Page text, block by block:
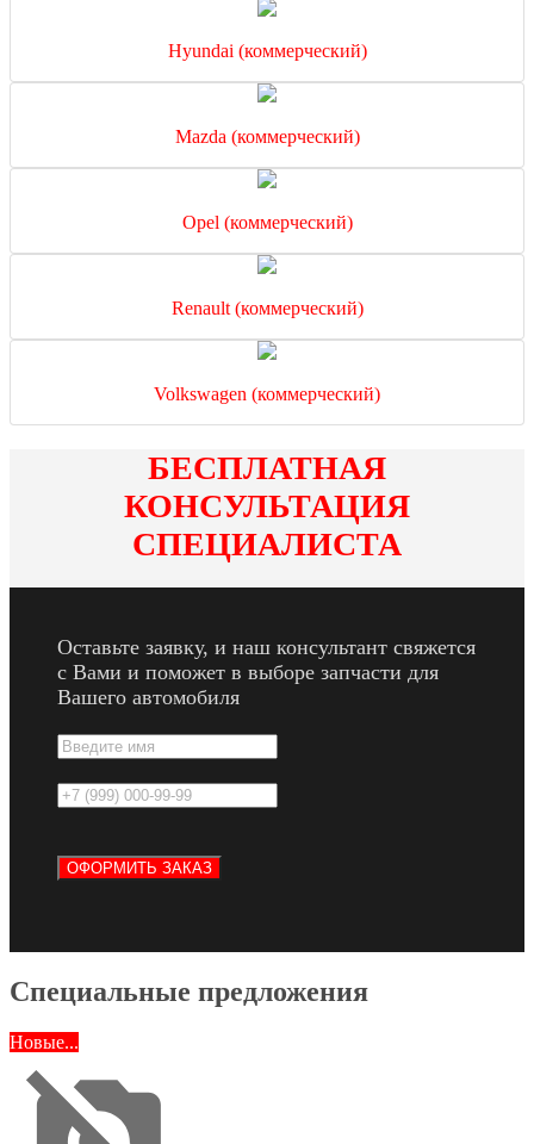
Hyundai (коммерческий)
Mazda (коммерческий)
Opel (коммерческий)
Renault (коммерческий)
Volkswagen (коммерческий)
БЕСПЛАТНАЯ
КОНСУЛЬТАЦИЯ
СПЕЦИАЛИСТА
Оставьте заявку, и наш консультант свяжется
с Вами и поможет в выборе запчасти для
Вашего автомобиля
Специальные предложения
Новые...